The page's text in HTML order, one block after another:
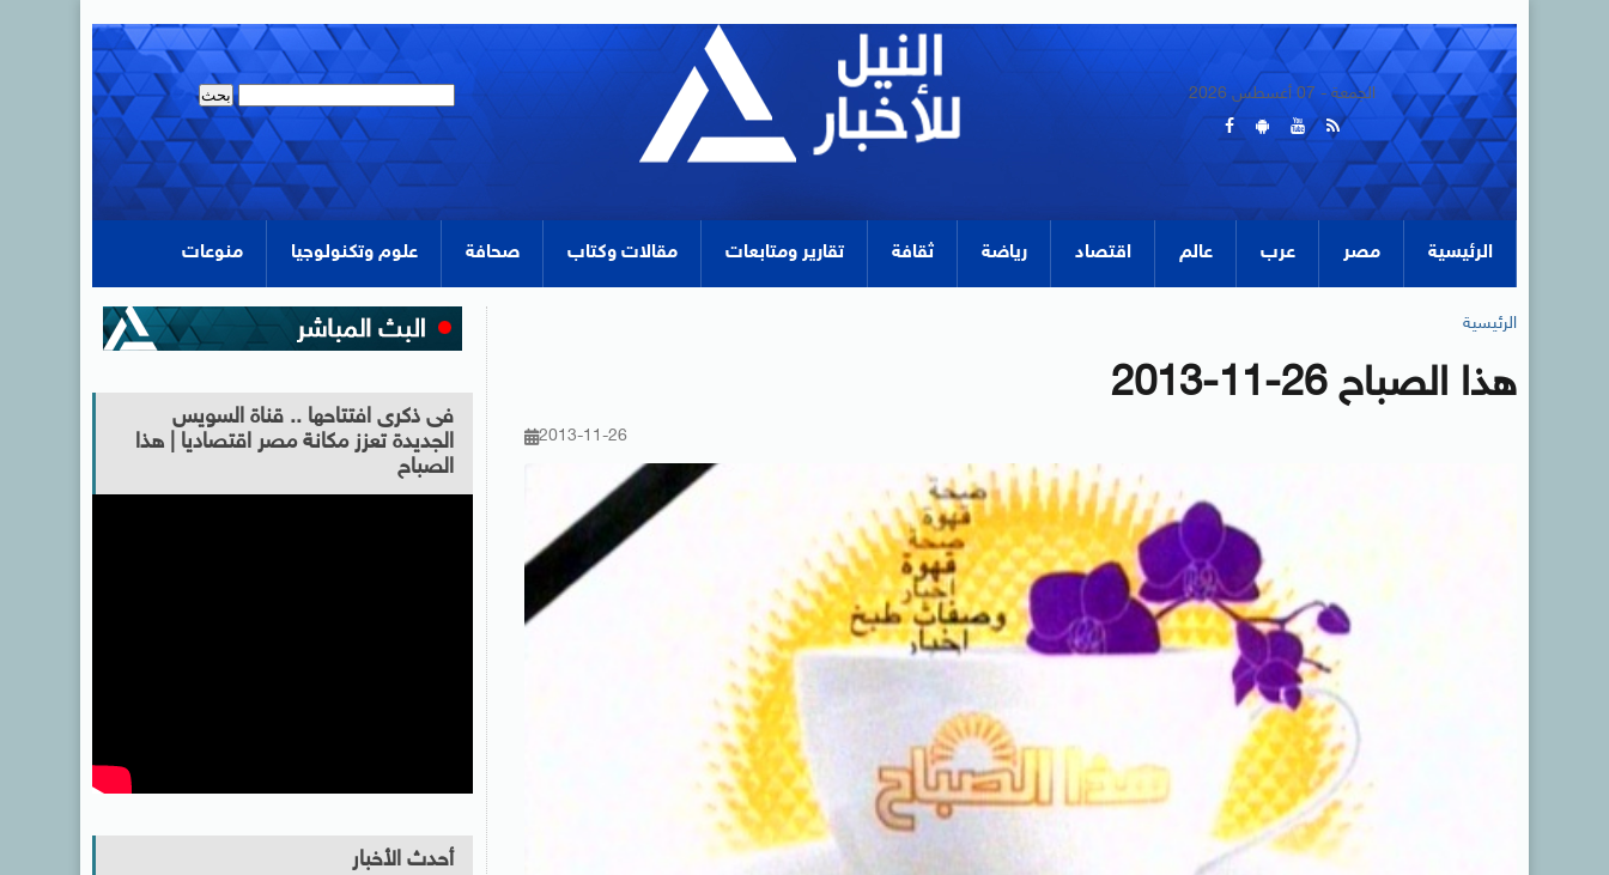
الجمعة - 07 أغسطس 2026
الرئيسية مصر عرب عالم اقتصاد رياضة ثقافة تقارير ومتابعات مقالات وكتاب صحافة علوم وتكنولوجيا منوعات
الرئيسية
هذا الصباح 26-11-2013
2013-11-26
فى ذكرى افتتاحها .. قناة السويس
الجديدة تعزز مكانة مصر اقتصاديا | هذا
الصباح
أحدث الأخبار